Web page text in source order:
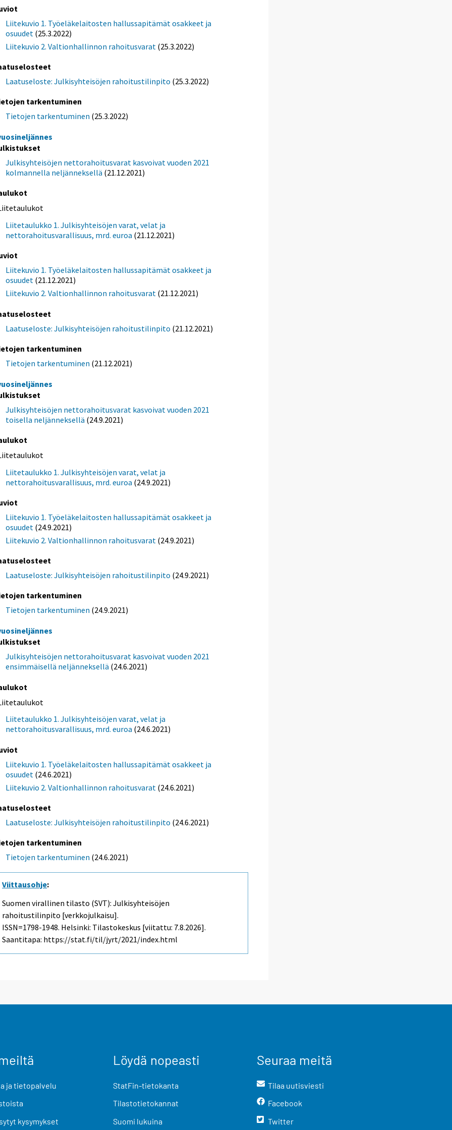
Liitekuvio 1. Työeläkelaitosten hallussapitämät osakkeet ja
osuudet (25.3.2022)
Liitekuvio 2. Valtionhallinnon rahoitusvarat (25.3.2022)
Laatuseloste: Julkisyhteisöjen rahoitustilinpito (25.3.2022)
tarkentuminen
Tietojen tarkentuminen (25.3.2022)
Julkisyhteisöjen nettorahoitusvarat kasvoivat vuoden 2021
kolmannella neljänneksellä (21.12.2021)
Liitetaulukko 1. Julkisyhteisöjen varat, velat ja
nettorahoitusvarallisuus, mrd. euroa (21.12.2021)
Liitekuvio 1. Työeläkelaitosten hallussapitämät osakkeet ja
osuudet (21.12.2021)
Liitekuvio 2. Valtionhallinnon rahoitusvarat (21.12.2021)
Laatuseloste: Julkisyhteisöjen rahoitustilinpito (21.12.2021)
tarkentuminen
Tietojen tarkentuminen (21.12.2021)
Julkisyhteisöjen nettorahoitusvarat kasvoivat vuoden 2021
toisella neljänneksellä (24.9.2021)
Liitetaulukko 1. Julkisyhteisöjen varat, velat ja
nettorahoitusvarallisuus, mrd. euroa (24.9.2021)
Liitekuvio 1. Työeläkelaitosten hallussapitämät osakkeet ja
osuudet (24.9.2021)
Liitekuvio 2. Valtionhallinnon rahoitusvarat (24.9.2021)
Laatuseloste: Julkisyhteisöjen rahoitustilinpito (24.9.2021)
tarkentuminen
Tietojen tarkentuminen (24.9.2021)
Julkisyhteisöjen nettorahoitusvarat kasvoivat vuoden 2021
ensimmäisellä neljänneksellä (24.6.2021)
Liitetaulukko 1. Julkisyhteisöjen varat, velat ja
nettorahoitusvarallisuus, mrd. euroa (24.6.2021)
Liitekuvio 1. Työeläkelaitosten hallussapitämät osakkeet ja
osuudet (24.6.2021)
Liitekuvio 2. Valtionhallinnon rahoitusvarat (24.6.2021)
Laatuseloste: Julkisyhteisöjen rahoitustilinpito (24.6.2021)
tarkentuminen
Tietojen tarkentuminen (24.6.2021)
Viittausohje:
Suomen virallinen tilasto (SVT): Julkisyhteisöjen
rahoitustilinpito [verkkojulkaisu].
ISSN=1798-1948. Helsinki: Tilastokeskus [viitattu: 7.8.2026].
Saantitapa: https://stat.fi/til/jyrt/2021/index.html
ja tietopalvelu
kysymykset
Löydä nopeasti
StatFin-tietokanta
Tilastotietokannat
Suomi lukuina
Seuraa meitä
Tilaa uutisviesti
Facebook
Twitter